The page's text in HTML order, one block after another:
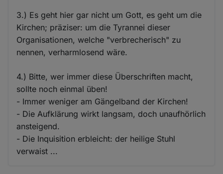
3.) Es geht hier gar nicht um Gott, es geht um die
Kirchen; präziser: um die Tyrannei dieser
Organisationen, welche "verbrecherisch" zu
nennen, verharmlosend wäre.
4.) Bitte, wer immer diese Überschriften macht,
sollte noch einmal üben!
- Immer weniger am Gängelband der Kirchen!
- Die Aufklärung wirkt langsam, doch unaufhörlich
ansteigend.
- Die Inquisition erbleicht: der heilige Stuhl
verwaist ...